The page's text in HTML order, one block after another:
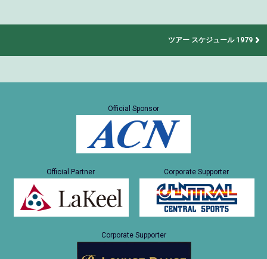
ツアー スケジュール 1979
Official Sponsor
Official Partner Corporate Supporter
Corporate Supporter